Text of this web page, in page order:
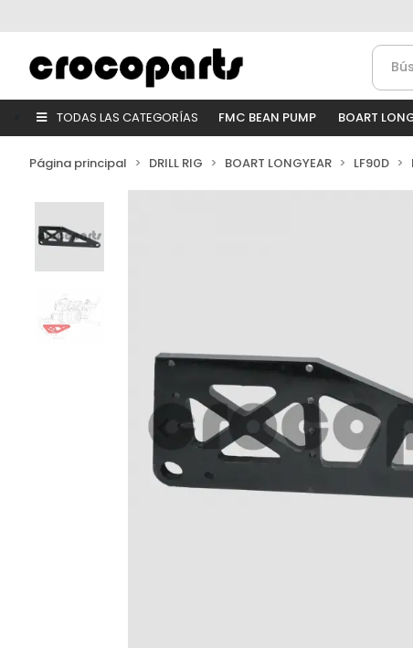
TODAS LAS CATEGORÍAS FMC BEAN PUMP BOART
Página principal DRILL RIG BOART LONGYEAR LF90D